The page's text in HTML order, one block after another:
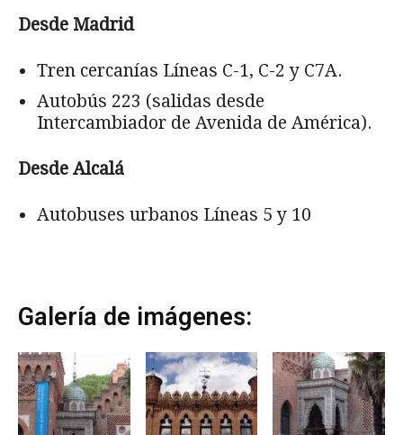
Desde Madrid
Tren cercanías Líneas C-1, C-2 y C7A.
Autobús 223 (salidas desde
Intercambiador de Avenida de América).
Desde Alcalá
Autobuses urbanos Líneas 5 y 10
Galería de imágenes: